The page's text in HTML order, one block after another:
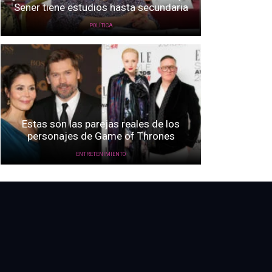
Sener tiene estudios hasta secundaria
POLÍTICA
Estas son las parejas reales de los
personajes de Game of Thrones
ENTRETENIMIENTO